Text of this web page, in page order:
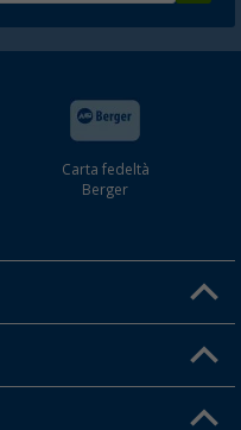
Carta fedeltà
Berger